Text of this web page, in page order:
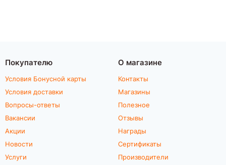
Покупателю
Условия Бонусной карты
Условия доставки
Вопросы-ответы
Вакансии
Акции
Новости
Услуги
О магазине
Контакты
Магазины
Полезное
Отзывы
Награды
Сертификаты
Производители